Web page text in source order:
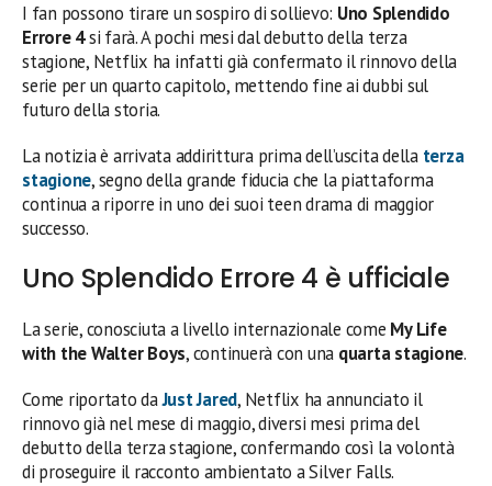
I fan possono tirare un sospiro di sollievo: Uno Splendido
Errore 4si farà. A pochi mesi dal debutto della terza
stagione, Netflix ha infatti già confermato il rinnovo della
serie per un quarto capitolo, mettendo fine ai dubbi sul
futuro della storia.
La notizia è arrivata addirittura prima dell’uscita della terza
stagione, segno della grande fiducia che la piattaforma
continua a riporre in uno dei suoi teen drama di maggior
successo.
Uno Splendido Errore 4 è ufficiale
La serie, conosciuta a livello internazionale come My Life
with the Walter Boys, continuerà con una quarta stagione.
Come riportato daJust Jared, Netflix ha annunciato il
rinnovo già nel mese di maggio, diversi mesi prima del
debutto della terza stagione, confermando così la volontà
di proseguire il racconto ambientato a Silver Falls.